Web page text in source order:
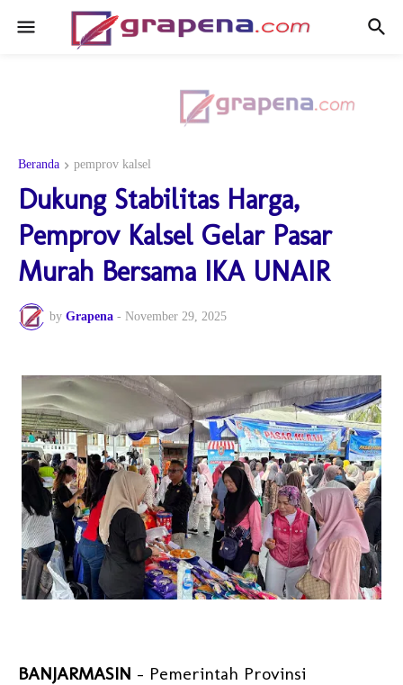
Beranda pemprov kalsel
Dukung Stabilitas Harga,
Pemprov Kalsel Gelar Pasar
Murah Bersama IKA UNAIR
by Grapena - November 29, 2025
BANJARMASIN – Pemerintah Provinsi